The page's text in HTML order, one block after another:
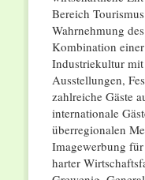
Bereich
Wahrnehmung
Kombination
Industriekultur mit
Ausstellungen,
zahlreiche Gäste
internationale
überregionalen
Imagewerbung
harter